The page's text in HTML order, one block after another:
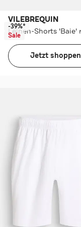
VILEBREQUIN
-39%*
Sale
Jetzt shoppen